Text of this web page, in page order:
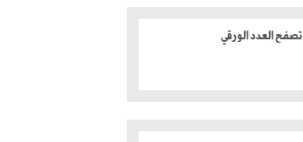
تصفح العدد الورقي